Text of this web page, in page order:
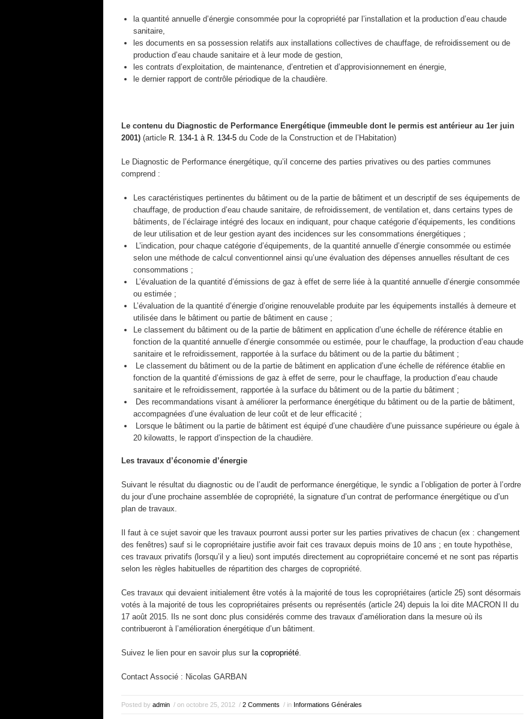
la quantité annuelle d’énergie consommée pour la copropriété par l’installation et la production d’eau chaude
sanitaire,
les documents en sa possession relatifs aux installations collectives de chauffage, de refroidissement ou de
production d’eau chaude sanitaire et à leur mode de gestion,
les contrats d’exploitation, de maintenance, d’entretien et d’approvisionnement en énergie,
le dernier rapport de contrôle périodique de la chaudière.
Le contenu du Diagnostic de Performance Energétique (immeuble dont le permis est antérieur au 1er juin
2001) (article R. 134-1 à R. 134-5 du Code de la Construction et de l’Habitation)
Le Diagnostic de Performance énergétique, qu’il concerne des parties privatives ou des parties communes
comprend :
Les caractéristiques pertinentes du bâtiment ou de la partie de bâtiment et un descriptif de ses équipements de
chauffage, de production d’eau chaude sanitaire, de refroidissement, de ventilation et, dans certains types de
bâtiments, de l’éclairage intégré des locaux en indiquant, pour chaque catégorie d’équipements, les conditions
de leur utilisation et de leur gestion ayant des incidences sur les consommations énergétiques ;
L’indication, pour chaque catégorie d’équipements, de la quantité annuelle d’énergie consommée ou estimée
selon une méthode de calcul conventionnel ainsi qu’une évaluation des dépenses annuelles résultant de ces
consommations ;
L’évaluation de la quantité d’émissions de gaz à effet de serre liée à la quantité annuelle d’énergie consommée
ou estimée ;
L’évaluation de la quantité d’énergie d’origine renouvelable produite par les équipements installés à demeure et
utilisée dans le bâtiment ou partie de bâtiment en cause ;
Le classement du bâtiment ou de la partie de bâtiment en application d’une échelle de référence établie en
fonction de la quantité annuelle d’énergie consommée ou estimée, pour le chauffage, la production d’eau chaude
sanitaire et le refroidissement, rapportée à la surface du bâtiment ou de la partie du bâtiment ;
Le classement du bâtiment ou de la partie de bâtiment en application d’une échelle de référence établie en
fonction de la quantité d’émissions de gaz à effet de serre, pour le chauffage, la production d’eau chaude
sanitaire et le refroidissement, rapportée à la surface du bâtiment ou de la partie du bâtiment ;
Des recommandations visant à améliorer la performance énergétique du bâtiment ou de la partie de bâtiment,
accompagnées d’une évaluation de leur coût et de leur efficacité ;
Lorsque le bâtiment ou la partie de bâtiment est équipé d’une chaudière d’une puissance supérieure ou égale à
20 kilowatts, le rapport d’inspection de la chaudière.
Les travaux d’économie d’énergie
Suivant le résultat du diagnostic ou de l’audit de performance énergétique, le syndic a l’obligation de porter à l’ordre
du jour d’une prochaine assemblée de copropriété, la signature d’un contrat de performance énergétique ou d’un
plan de travaux.
Il faut à ce sujet savoir que les travaux pourront aussi porter sur les parties privatives de chacun (ex : changement
des fenêtres) sauf si le copropriétaire justifie avoir fait ces travaux depuis moins de 10 ans ; en toute hypothèse,
ces travaux privatifs (lorsqu’il y a lieu) sont imputés directement au copropriétaire concerné et ne sont pas répartis
selon les règles habituelles de répartition des charges de copropriété.
Ces travaux qui devaient initialement être votés à la majorité de tous les copropriétaires (article 25) sont désormais
votés à la majorité de tous les copropriétaires présents ou représentés (article 24) depuis la loi dite MACRON II du
17 août 2015. Ils ne sont donc plus considérés comme des travaux d’amélioration dans la mesure où ils
contribueront à l’amélioration énergétique d’un bâtiment.
Suivez le lien pour en savoir plus sur la copropriété.
Contact Associé : Nicolas GARBAN
Posted by admin / on octobre 25, 2012 / 2 Comments / in Informations Générales